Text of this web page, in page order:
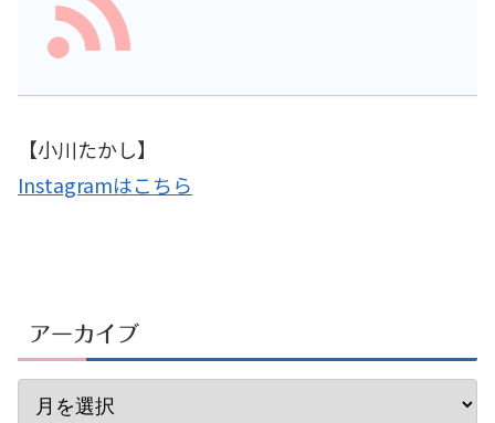
【小川たかし】
Instagramはこちら
アーカイブ